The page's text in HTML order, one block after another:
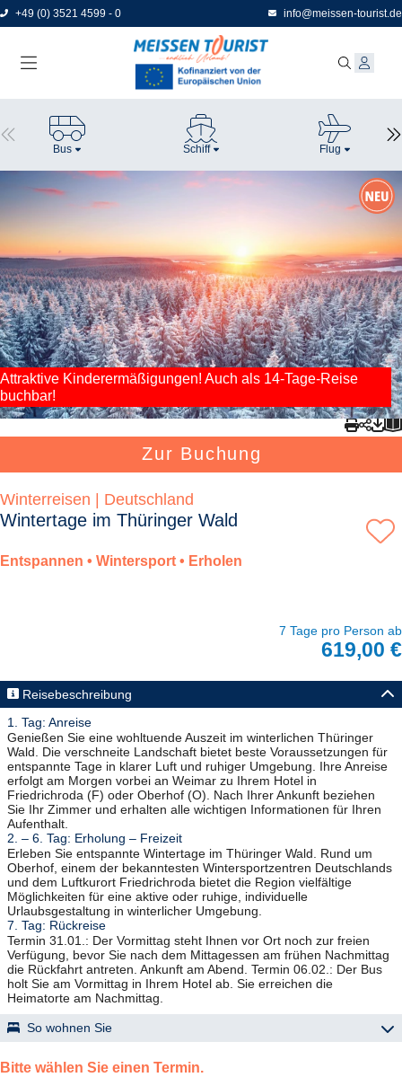
Direkt
zum
+49 (0) 3521 4599 - 0 info@meissen-tourist.de
Bus Schiff Flug
Attraktive Kinderermäßigungen! Auch als 14-Tage-Reise
buchbar!
Zur Buchung
Winterreisen | Deutschland
Wintertage im Thüringer Wald
Entspannen • Wintersport • Erholen
7 Tage pro Person ab
619,00 €
Reisebeschreibung
1. Tag: Anreise
Genießen Sie eine wohltuende Auszeit im winterlichen Thüringer
Wald. Die verschneite Landschaft bietet beste Voraussetzungen für
entspannte Tage in klarer Luft und ruhiger Umgebung. Ihre Anreise
erfolgt am Morgen vorbei an Weimar zu Ihrem Hotel in
Friedrichroda (F) oder Oberhof (O). Nach Ihrer Ankunft beziehen
Sie Ihr Zimmer und erhalten alle wichtigen Informationen für Ihren
Aufenthalt.
2. – 6. Tag: Erholung – Freizeit
Erleben Sie entspannte Wintertage im Thüringer Wald. Rund um
Oberhof, einem der bekanntesten Wintersportzentren Deutschlands
und dem Luftkurort Friedrichroda bietet die Region vielfältige
Möglichkeiten für eine aktive oder ruhige, individuelle
Urlaubsgestaltung in winterlicher Umgebung.
7. Tag: Rückreise
Termin 31.01.: Der Vormittag steht Ihnen vor Ort noch zur freien
Verfügung, bevor Sie nach dem Mittagessen am frühen Nachmittag
die Rückfahrt antreten. Ankunft am Abend. Termin 06.02.: Der Bus
holt Sie am Vormittag in Ihrem Hotel ab. Sie erreichen die
Heimatorte am Nachmittag.
So wohnen Sie
ruhige Lage, nur ca. 5 Gehminuten zum Ortskern, mit Lift, mehreren
Bitte wählen Sie einen Termin.